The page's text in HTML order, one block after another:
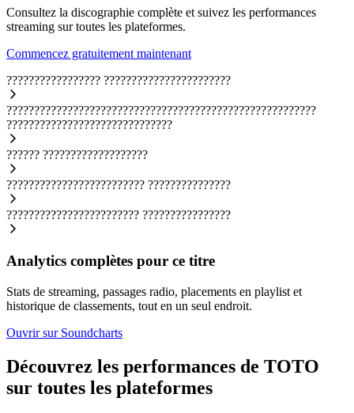
Consultez la discographie complète et suivez les performances
streaming sur toutes les plateformes.
Commencez gratuitement maintenant
????????????????? ???????????????????????
????????????????????????????????????????????????????????
??????????????????????????????
?????? ???????????????????
????????????????????????? ???????????????
???????????????????????? ????????????????
Analytics complètes pour ce titre
Stats de streaming, passages radio, placements en playlist et
historique de classements, tout en un seul endroit.
Ouvrir sur Soundcharts
Découvrez les performances de TOTO
sur toutes les plateformes